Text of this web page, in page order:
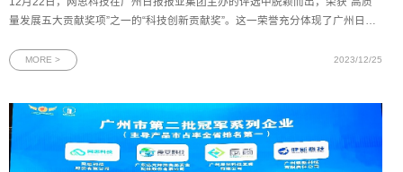
量发展五大贡献奖项”之一的“科技创新贡献奖”。这一荣誉充分体现了广州日报
质量发展方面取得的显著成果。图为“科技创新贡献奖”奖杯作为广州市委机关
MORE > 2023/12/25